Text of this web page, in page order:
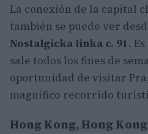
La conexión de la capital
también se puede ver
Nostalgicka linka c. 91.
sale todos los fines de
oportunidad de visitar
magnífico recorrido
Hong Kong, Hong Kong